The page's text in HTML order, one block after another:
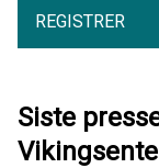
REGISTRER
Siste